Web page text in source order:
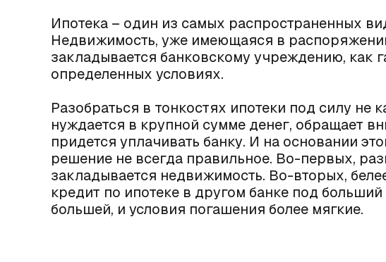
Ипотека – один из самых распространенных
Недвижимость, уже имеющаяся в
закладывается банковскому учреждению, как
определенных условиях.
Разобраться в тонкостях ипотеки под силу не
нуждается в крупной сумме денег, обращает
придется уплачивать банку. И на основании
решение не всегда правильное. Во-первых,
закладывается недвижимость. Во-вторых,
кредит по ипотеке в другом банке под
большей, и условия погашения более мягкие.